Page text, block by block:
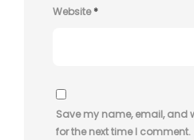
Website*
Save my name, email, and
for the next time I comment.